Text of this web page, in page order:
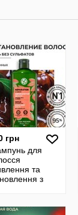
грн
для
та
з